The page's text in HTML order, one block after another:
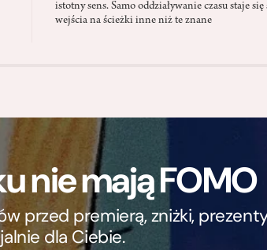
istotny sens. Samo oddziaływanie czasu staje się
wejścia na ścieżki inne niż te znane
nie mają FOMO
przed premierą, zniżki,
dla Ciebie.